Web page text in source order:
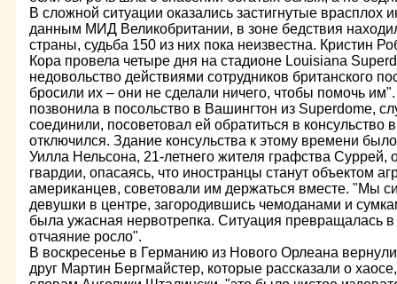
В сложной ситуации оказались застигнутые врасплох
данным МИД Великобритании, в зоне бедствия
страны, судьба 150 из них пока неизвестна. Кристин
Кора провела четыре дня на стадионе Louisiana
недовольство действиями сотрудников британского
бросили их – они не сделали ничего, чтобы помочь
позвонила в посольство в Вашингтон из Superdome,
соединили, посоветовал ей обратиться в
отключился. Здание консульства к этому времени
Уилла Нельсона, 21-летнего жителя графства
гвардии, опасаясь, что иностранцы станут объектом
американцев, советовали им держаться вместе. "Мы
девушки в центре, загородившись чемоданами и
была ужасная нервотрепка. Ситуация превращалась в
отчаяние росло".
В воскресенье в Германию из Нового Орлеана
друг Мартин Бергмайстер, которые рассказали о